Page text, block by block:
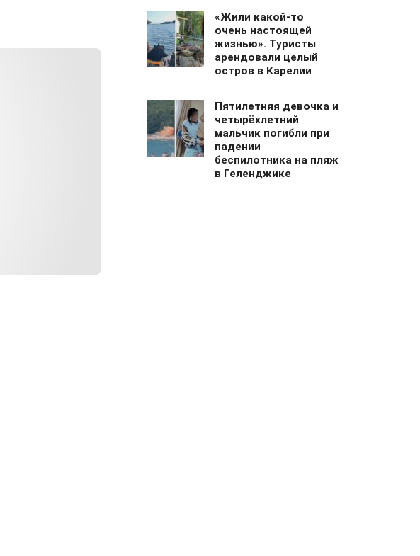
«Жили какой-то
очень настоящей
жизнью». Туристы
арендовали целый
остров в Карелии
Пятилетняя девочка и
четырёхлетний
мальчик погибли при
падении
беспилотника на пляж
в Геленджике